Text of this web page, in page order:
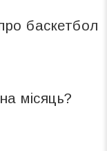
баскетбол
місяць?